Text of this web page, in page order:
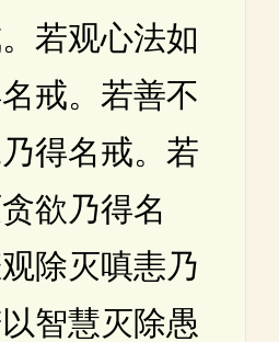
若观心法如
戒。若善不
得名戒。若
欲乃得名
除灭嗔恚乃
智慧灭除愚